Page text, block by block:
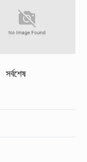
সর্বশেষ